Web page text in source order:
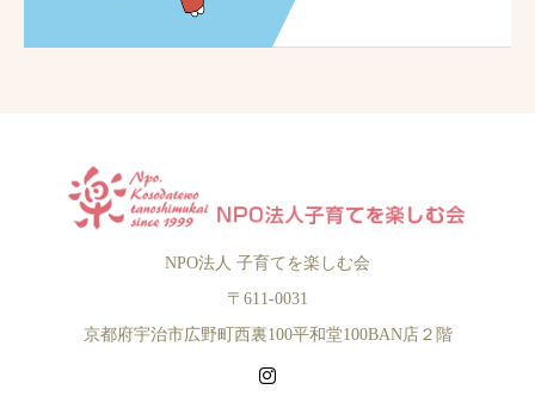
NPO法人 子育てを楽しむ会
〒611-0031
京都府宇治市広野町西裏100平和堂100BAN店２階